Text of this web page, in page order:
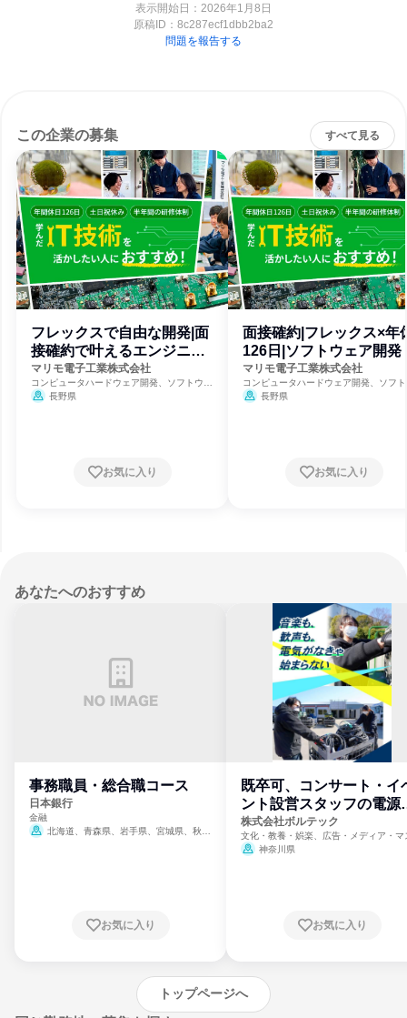
表示開始日：2026年1月8日
原稿ID： 8c287ecf1dbb2ba2
問題を報告する
この企業の募集 すべて見る
フレックスで自由な開発|面
接確約で叶えるエンジニア
道
マリモ電子工業株式会社
コンピュータハードウェア開発、ソフトウェ
ア開発、情報技術
長野県
お気に入り
面接確約|フレックス×年
126日|ソフトウェア開発
マリモ電子工業株式会社
コンピュータハードウェア開発、ソフ
ア開発、情報技術
長野県
お気に入り
あなたへのおすすめ
事務職員・総合職コース
日本銀行
金融
北海道、青森県、岩手県、宮城県、秋田
崎県、熊本県、大分県、宮崎県、鹿児島県、
お気に入り
既卒可、コンサート・イ
ント設営スタッフの電源
門
株式会社ボルテック
文化・教養・娯楽、広告・メディア・マ
ミ、電力・ガス・水道・エネルギー
神奈川県
お気に入り
トップページへ